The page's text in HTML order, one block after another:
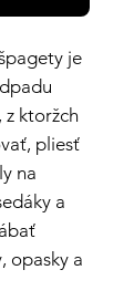
je
z ktoržch
pliesť
na
a
opasky a